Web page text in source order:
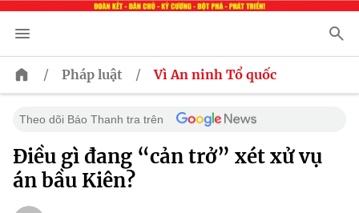
/ Pháp luật / Vì An ninh Tổ quốc
Theo dõi Báo Thanh tra trên
Điều gì đang “cản trở” xét xử vụ
án bầu Kiên?